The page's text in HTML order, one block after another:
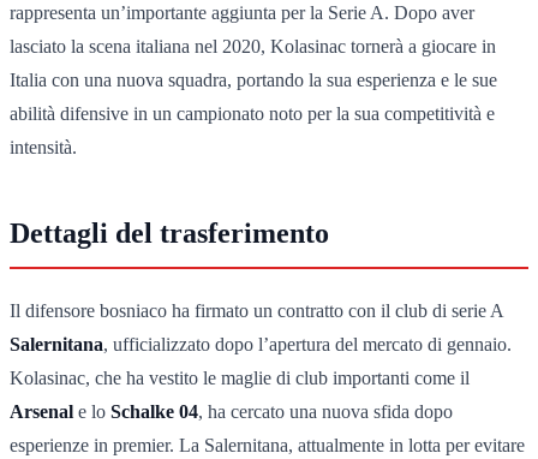
rappresenta un’importante aggiunta per la Serie A. Dopo aver
lasciato la scena italiana nel 2020, Kolasinac tornerà a giocare in
Italia con una nuova squadra, portando la sua esperienza e le sue
abilità difensive in un campionato noto per la sua competitività e
intensità.
Dettagli del trasferimento
Il difensore bosniaco ha firmato un contratto con il club di serie A
Salernitana, ufficializzato dopo l’apertura del mercato di gennaio.
Kolasinac, che ha vestito le maglie di club importanti come il
Arsenal e lo Schalke 04, ha cercato una nuova sfida dopo
esperienze in premier. La Salernitana, attualmente in lotta per evitare